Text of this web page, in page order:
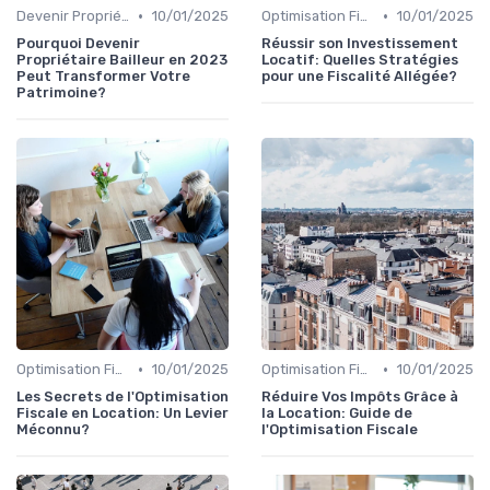
Devenir Propriétaire Bailleur • 10/01/2025
Pourquoi Devenir
Propriétaire Bailleur en 2023
Peut Transformer Votre
Patrimoine?
Optimisation Fiscale en Location • 10/01/2025
Réussir son Investissement
Locatif: Quelles Stratégies
pour une Fiscalité Allégée?
Optimisation Fiscale en Location • 10/01/2025
Les Secrets de l'Optimisation
Fiscale en Location: Un Levier
Méconnu?
Optimisation Fiscale en Location • 10/01/2025
Réduire Vos Impôts Grâce à
la Location: Guide de
l'Optimisation Fiscale